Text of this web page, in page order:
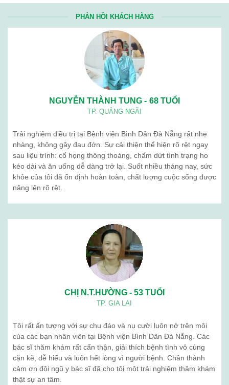
PHẢN HỒI KHÁCH HÀNG
NGUYỄN THÀNH TUNG - 68 TUỔI
TP. QUẢNG NGÃI
Trải nghiệm điều trị tại Bệnh viện Bình Dân Đà Nẵng rất nhẹ
nhàng, không gây đau đớn. Sự cải thiện thể hiện rõ rệt ngay
sau liệu trình: cổ họng thông thoáng, chấm dứt tình trạng ho
kéo dài và ăn uống dễ dàng trở lại. Suốt nhiều tháng nay, sức
khỏe của tôi đã ổn định hoàn toàn, chất lượng cuộc sống được
nâng lên rõ rệt.
CHỊ N.T.HƯỜNG - 53 TUỔI
TP. GIA LAI
Tôi rất ấn tượng với sự chu đáo và nụ cười luôn nở trên môi
của các bạn nhân viên tại Bệnh viện Bình Dân Đà Nẵng. Các
bác sĩ thăm khám rất cẩn thận, giải thích bệnh tình vô cùng
cặn kẽ, dễ hiểu và luôn hết lòng vì người bệnh. Chân thành
cảm ơn đội ngũ y bác sĩ đã cho tôi một trải nghiệm thăm khám
thật sự an tâm.